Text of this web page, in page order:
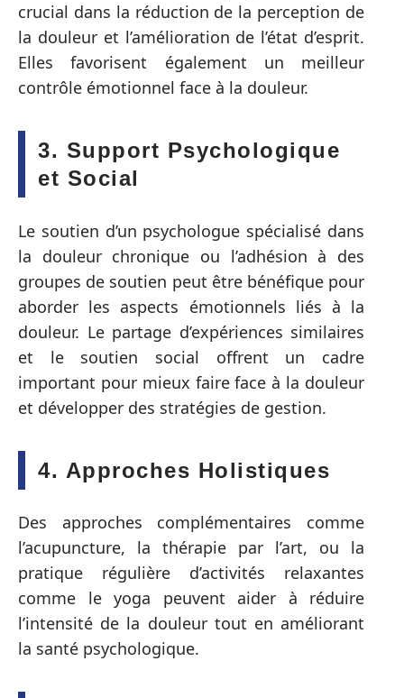
crucial dans la réduction de la perception de
la douleur et l’amélioration de l’état d’esprit.
Elles favorisent également un meilleur
contrôle émotionnel face à la douleur.
3. Support Psychologique
et Social
Le soutien d’un psychologue spécialisé dans
la douleur chronique ou l’adhésion à des
groupes de soutien peut être bénéfique pour
aborder les aspects émotionnels liés à la
douleur. Le partage d’expériences similaires
et le soutien social offrent un cadre
important pour mieux faire face à la douleur
et développer des stratégies de gestion.
4. Approches Holistiques
Des approches complémentaires comme
l’acupuncture, la thérapie par l’art, ou la
pratique régulière d’activités relaxantes
comme le yoga peuvent aider à réduire
l’intensité de la douleur tout en améliorant
la santé psychologique.